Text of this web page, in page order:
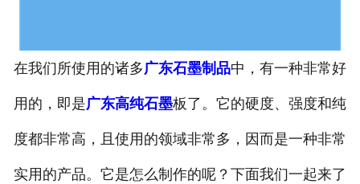
在我们所使用的诸多广东石墨制品中，有一种非常好
用的，即是广东高纯石墨板了。它的硬度、强度和纯
度都非常高，且使用的领域非常多，因而是一种非常
实用的产品。它是怎么制作的呢？下面我们一起来了